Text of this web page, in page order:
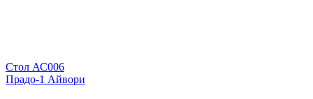
Стол АС006
Прадо-1 Айвори